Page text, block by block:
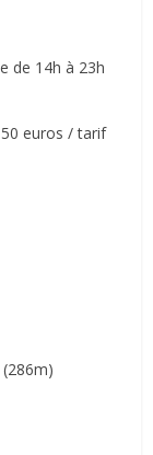
de 14h à 23h
euros / tarif